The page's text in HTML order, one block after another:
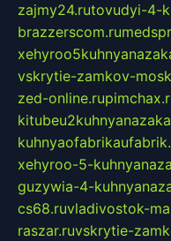
zajmy24.rutovudyi-4-
brazzerscom.ru
vskrytie-zamkov-
zed-online.ru
xehyroo-5-
guzywia-4-
cs68.ruvladivostok-
raszar.ruvskrytie-